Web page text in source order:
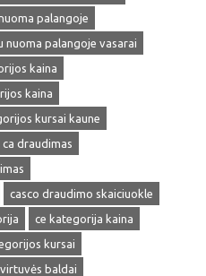
palangoje
nuoma palangoje vasarai
kaina
kaina
kursai kaune
ca draudimas
casco draudimo skaiciuokle
ce kategorija kaina
kursai
baldai